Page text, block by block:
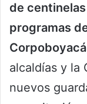
de
programas
Corpoboyacá
alcaldías y la
nuevos